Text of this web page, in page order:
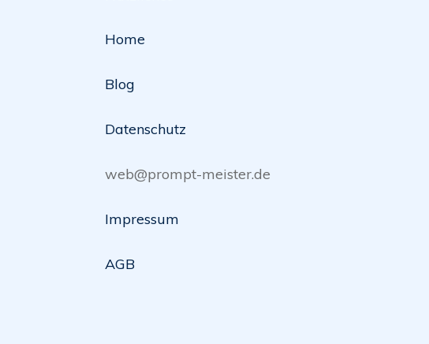
Home
Blog
Datenschutz
web@prompt-meister.de
Impressum
AGB